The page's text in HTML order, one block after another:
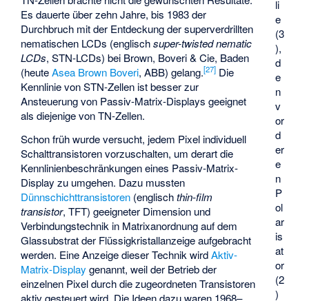
li
e
(3
),
d
e
n
v
or
d
er
e
n
P
ol
ar
is
at
or
(2
)
Es dauerte über zehn Jahre, bis 1983 der
Durchbruch mit der Entdeckung der superverdrillten
nematischen LCDs (englischsuper-twisted nematic
LCDs, STN-LCDs) bei Brown, Boveri & Cie, Baden
(heuteAsea Brown Boveri, ABB) gelang.[27] Die
Kennlinie von STN-Zellen ist besser zur
Ansteuerung von Passiv-Matrix-Displays geeignet
als diejenige von TN-Zellen.
Schon früh wurde versucht, jedem Pixel individuell
Schalttransistoren vorzuschalten, um derart die
Kennlinienbeschränkungen eines Passiv-Matrix-
Display zu umgehen. Dazu mussten
Dünnschichttransistoren (englischthin-film
transistor, TFT) geeigneter Dimension und
Verbindungstechnik in Matrixanordnung auf dem
Glassubstrat der Flüssigkristallanzeige aufgebracht
werden. Eine Anzeige dieser Technik wirdAktiv-
Matrix-Display genannt, weil der Betrieb der
einzelnen Pixel durch die zugeordneten Transistoren
aktiv gesteuert wird. Die Ideen dazu waren 1968–